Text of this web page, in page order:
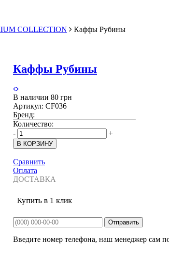
COLLECTION
Каффы Рубины
Каффы Рубины
В наличии 80 грн
Артикул: CF036
Бренд:
Количество:
-
+
Сравнить
Оплата
ДОСТАВКА
Купить в 1 клик
Введите номер телефона, наш менеджер сам